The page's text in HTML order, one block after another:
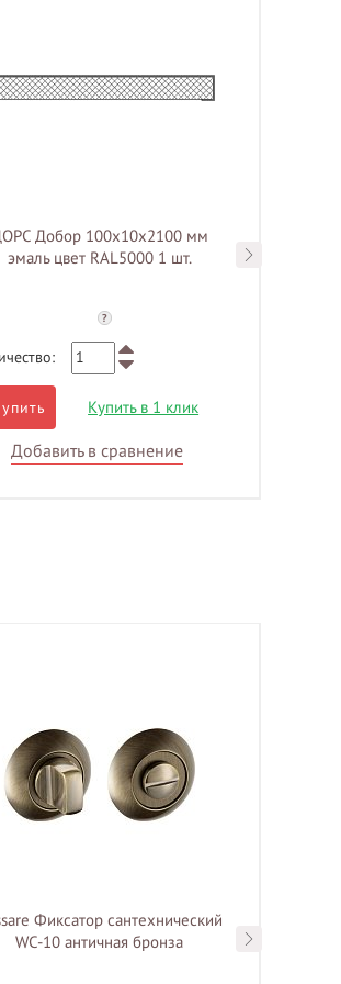
Добор 100х10х2100 мм
эмаль цвет RAL5000 1 шт.
?
Купить в 1 клик
Добавить в сравнение
Фиксатор сантехнический
WC-10 античная бронза